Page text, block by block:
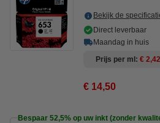
Bekijk de
Direct leverbaar
Maandag in huis
Prijs per ml € 2,42
€ 14,50
Bespaar 52,5% op uw inkt (zonder